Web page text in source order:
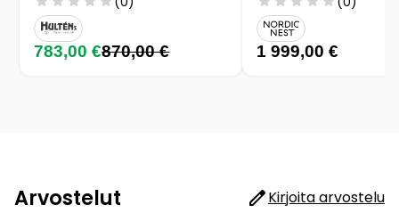
783,00 €870,00 € 1 999,00 €
Arvostelut
Kirjoita arvostelu